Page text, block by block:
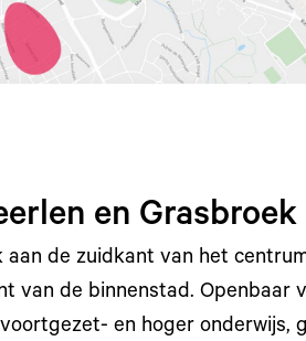
en Grasbroek
de zuidkant van het
van de binnenstad. Openbaar
en hoger onderwijs,